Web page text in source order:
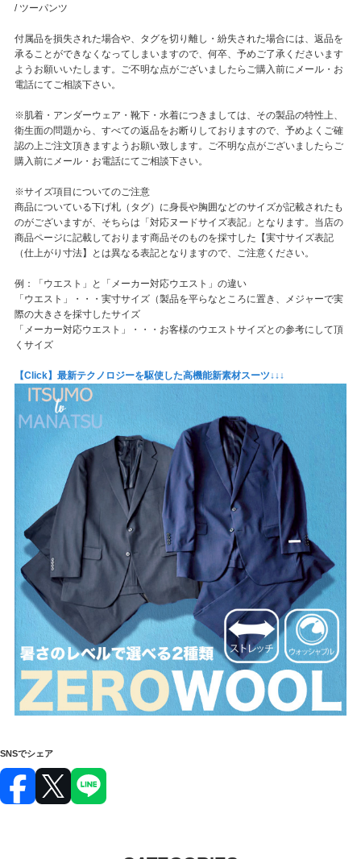
/ ツーパンツ
付属品を損失された場合や、タグを切り離し・紛失された場合には、返品を
承ることができなくなってしまいますので、何卒、予めご了承くださいます
ようお願いいたします。ご不明な点がございましたらご購入前にメール・お
電話にてご相談下さい。
※肌着・アンダーウェア・靴下・水着につきましては、その製品の特性上、
衛生面の問題から、すべての返品をお断りしておりますので、予めよくご確
認の上ご注文頂きますようお願い致します。ご不明な点がございましたらご
購入前にメール・お電話にてご相談下さい。
※サイズ項目についてのご注意
商品についている下げ札（タグ）に身長や胸囲などのサイズが記載されたも
のがございますが、そちらは「対応ヌードサイズ表記」となります。当店の
商品ページに記載しております商品そのものを採寸した【実寸サイズ表記
（仕上がり寸法】とは異なる表記となりますので、ご注意ください。
例：「ウエスト」と「メーカー対応ウエスト」の違い
「ウエスト」・・・実寸サイズ（製品を平らなところに置き、メジャーで実
際の大きさを採寸したサイズ
「メーカー対応ウエスト」・・・お客様のウエストサイズとの参考にして頂
くサイズ
【Click】最新テクノロジーを駆使した高機能新素材スーツ↓↓↓
SNSでシェア